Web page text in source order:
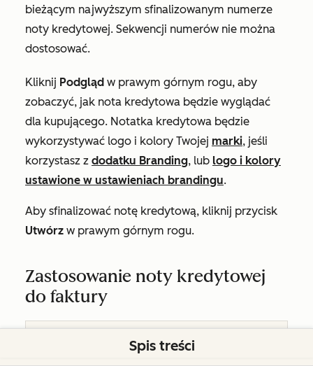
bieżącym najwyższym sfinalizowanym numerze
noty kredytowej. Sekwencji numerów nie można
dostosować.
Kliknij Podgląd w prawym górnym rogu, aby
zobaczyć, jak nota kredytowa będzie wyglądać
dla kupującego. Notatka kredytowa będzie
wykorzystywać logo i kolory Twojej marki, jeśli
korzystasz z dodatku Branding, lub logo i kolory
ustawione w ustawieniach brandingu.
Aby sfinalizować notę kredytową, kliknij przycisk
Utwórz w prawym górnym rogu.
Zastosowanie noty kredytowej
do faktury
Wymagane uprawnienia Aby zastosować,
Spis treści